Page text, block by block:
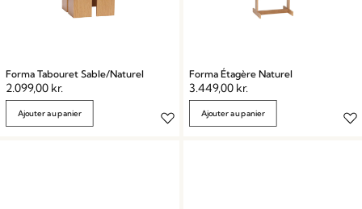
Forma Tabouret Sable/Naturel
2.099,00 kr.
Ajouter au panier
Forma Étagère Naturel
3.449,00 kr.
Ajouter au panier